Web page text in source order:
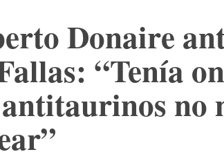
Donaire
“Tenía
no